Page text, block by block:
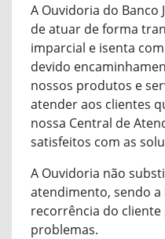
A Ouvidoria do Banco
de atuar de forma
imparcial e isenta
devido
nossos produtos e
atender aos clientes
nossa Central de
satisfeitos com as
A Ouvidoria não
atendimento, sendo
recorrência do cliente
problemas.